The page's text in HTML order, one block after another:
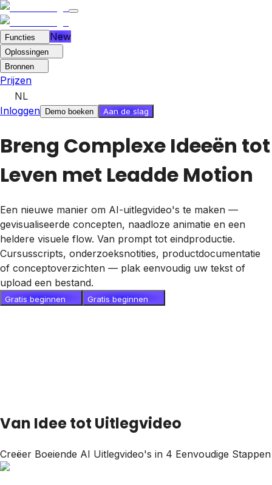
Functies New
Oplossingen
Bronnen
Prijzen
NL
Inloggen
Demo boeken Aan de slag
Breng Complexe Ideeën tot
Leven met Leadde Motion
Een nieuwe manier om AI-uitlegvideo's te maken —
gevisualiseerde concepten, naadloze animatie en een
heldere visuele flow. Van prompt tot eindproductie.
Cursusscripts, onderzoeksnotities, productdocumentatie
of conceptoverzichten — plak eenvoudig uw tekst of
upload een bestand.
Gratis beginnen Gratis beginnen
Van Idee tot Uitlegvideo
Creëer Boeiende AI Uitlegvideo's in 4 Eenvoudige Stappen